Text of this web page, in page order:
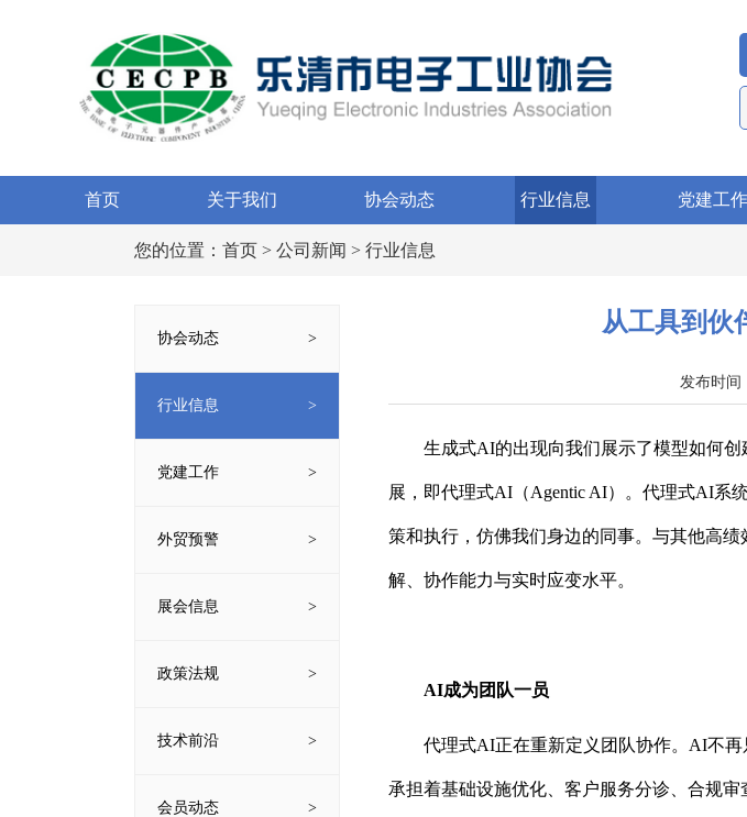
首页 关于我们 协会动态 行业信息 党建工作
您的位置： 首页 > 公司新闻 > 行业信息
协会动态
行业信息
党建工作
外贸预警
展会信息
政策法规
技术前沿
会员动态
从工具到伙
发布时
生成式AI的出现向我们展示了模型如何
展，即代理式AI（Agentic AI）。代理式AI系
策和执行，仿佛我们身边的同事。与其他高
解、协作能力与实时应变水平。
AI成为团队一员
代理式AI正在重新定义团队协作。AI不
承担着基础设施优化、客户服务分诊、合规